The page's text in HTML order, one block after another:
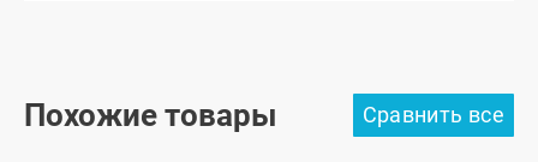
Похожие товары